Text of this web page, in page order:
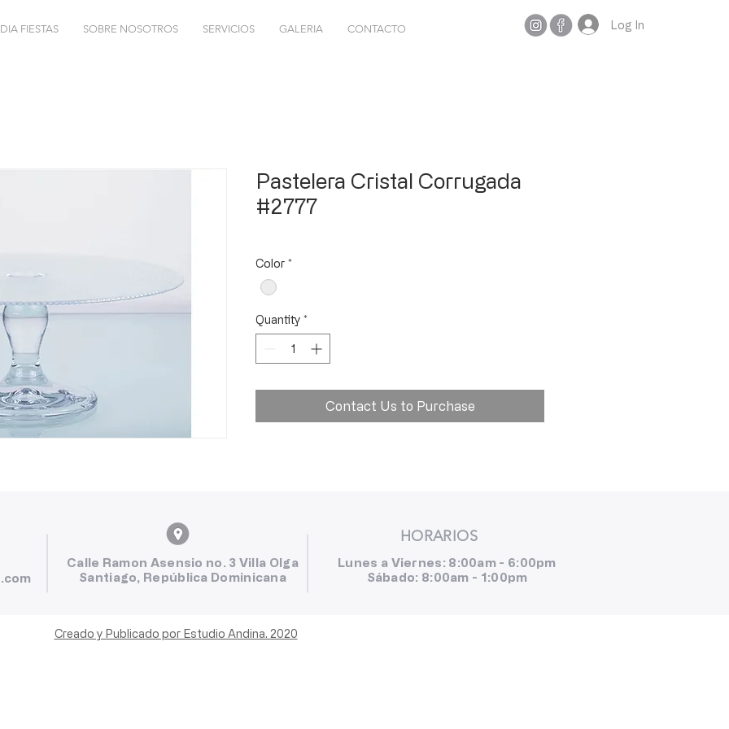
FIESTAS SOBRE NOSOTROS SERVICIOS GALERIA CONTACTO Log In
Pastelera Cristal Corrugada
#2777
Color *
Quantity *
Contact Us to Purchase
HORARIOS
Calle Ramon Asensio no. 3 Villa Olga
Santiago, República Dominicana
Lunes a Viernes: 8:00am - 6:00pm
Sábado: 8:00am - 1:00pm
Creado y Publicado por Estudio Andina. 2020